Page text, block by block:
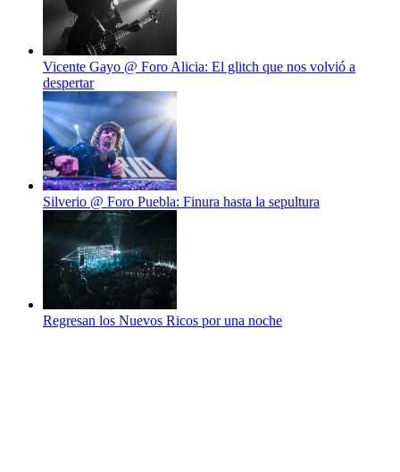
Vicente Gayo @ Foro Alicia: El glitch que nos volvió a
despertar
Silverio @ Foro Puebla: Finura hasta la sepultura
Regresan los Nuevos Ricos por una noche